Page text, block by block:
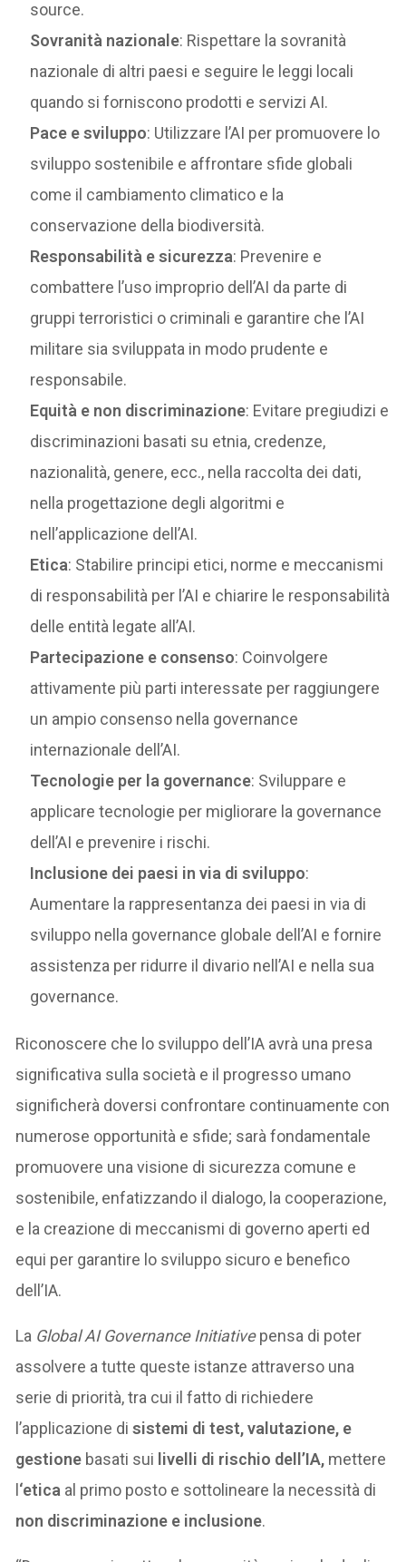
source.
Sovranità nazionale: Rispettare la sovranità
nazionale di altri paesi e seguire le leggi locali
quando si forniscono prodotti e servizi AI.
Pace e sviluppo: Utilizzare l’AI per promuovere lo
sviluppo sostenibile e affrontare sfide globali
come il cambiamento climatico e la
conservazione della biodiversità.
Responsabilità e sicurezza: Prevenire e
combattere l’uso improprio dell’AI da parte di
gruppi terroristici o criminali e garantire che l’AI
militare sia sviluppata in modo prudente e
responsabile.
Equità e non discriminazione: Evitare pregiudizi e
discriminazioni basati su etnia, credenze,
nazionalità, genere, ecc., nella raccolta dei dati,
nella progettazione degli algoritmi e
nell’applicazione dell’AI.
Etica: Stabilire principi etici, norme e meccanismi
di responsabilità per l’AI e chiarire le responsabilità
delle entità legate all’AI.
Partecipazione e consenso: Coinvolgere
attivamente più parti interessate per raggiungere
un ampio consenso nella governance
internazionale dell’AI.
Tecnologie per la governance: Sviluppare e
applicare tecnologie per migliorare la governance
dell’AI e prevenire i rischi.
Inclusione dei paesi in via di sviluppo:
Aumentare la rappresentanza dei paesi in via di
sviluppo nella governance globale dell’AI e fornire
assistenza per ridurre il divario nell’AI e nella sua
governance.
Riconoscere che lo sviluppo dell’IA avrà una presa
significativa sulla società e il progresso umano
significherà doversi confrontare continuamente con
numerose opportunità e sfide; sarà fondamentale
promuovere una visione di sicurezza comune e
sostenibile, enfatizzando il dialogo, la cooperazione,
e la creazione di meccanismi di governo aperti ed
equi per garantire lo sviluppo sicuro e benefico
dell’IA.
La Global AI Governance Initiativepensa di poter
assolvere a tutte queste istanze attraverso una
serie di priorità, tra cui il fatto di richiedere
l’applicazione disistemi di test,valutazione, e
gestione basati sui livelli di rischio dell’IA, mettere
l‘etica al primo posto e sottolineare la necessità di
non discriminazione e inclusione.